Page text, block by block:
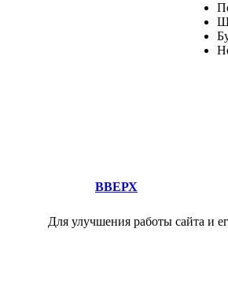
ВВЕРХ
Для улучшения работы сайта и